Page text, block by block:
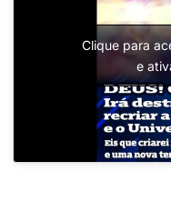
Clique para
e